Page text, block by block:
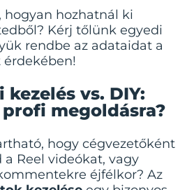
hogyan hozhatnál ki
Kérj tőlünk egyedi
rendbe az adataidat a
vs. DIY:
megoldásra?
hogy cégvezetőként
Reel videókat, vagy
éjfélkor? Az